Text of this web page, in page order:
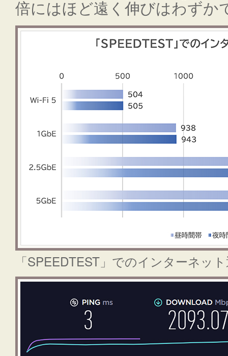
倍にはほど遠く伸びはわずか
「SPEEDTEST」でのインターネッ